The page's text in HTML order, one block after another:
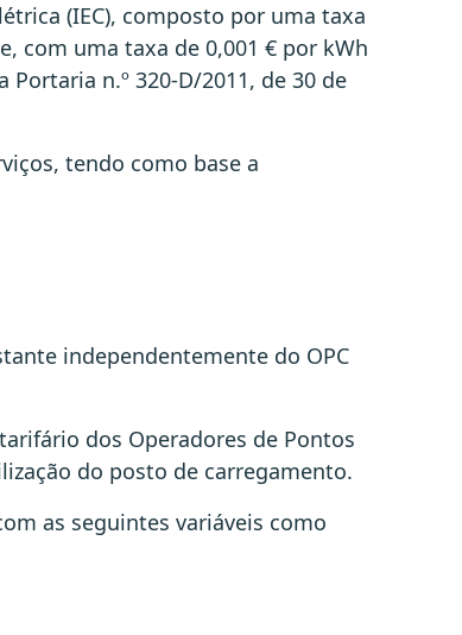
(IEC), composto por uma taxa
com uma taxa de 0,001 € por kWh
n.º 320-D/2011, de 30 de
tendo como base a
independentemente do OPC
dos Operadores de Pontos
do posto de carregamento.
as seguintes variáveis como